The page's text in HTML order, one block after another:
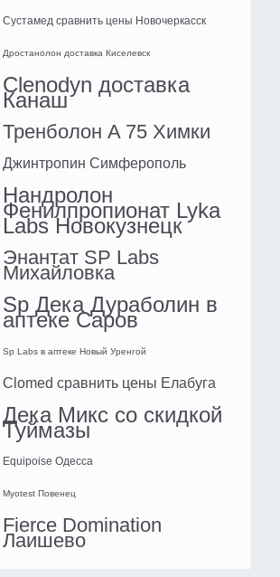
Сустамед сравнить цены Новочеркасск
Дростанолон доставка Киселевск
Clenodyn доставка
Канаш
Тренболон A 75 Химки
Джинтропин Симферополь
Нандролон
Фенилпропионат Lyka
Labs Новокузнецк
Энантат SP Labs
Михайловка
Sp Дека Дураболин в
аптеке Саров
Sp Labs в аптеке Новый Уренгой
Clomed сравнить цены Елабуга
Дека Микс со скидкой
Туймазы
Equipoise Одесса
Myotest Повенец
Fierce Domination
Лаишево